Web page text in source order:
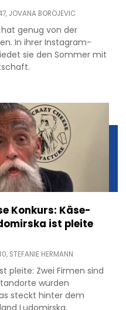
JOVANA BOROJEVIC
genug von der
In ihrer Instagram-
sie den Sommer mit
Konkurs: Käse-
ist pleite
STEFANIE HERMANN
pleite: Zwei Firmen sind
wurden
steckt hinter dem
Ludomirska.